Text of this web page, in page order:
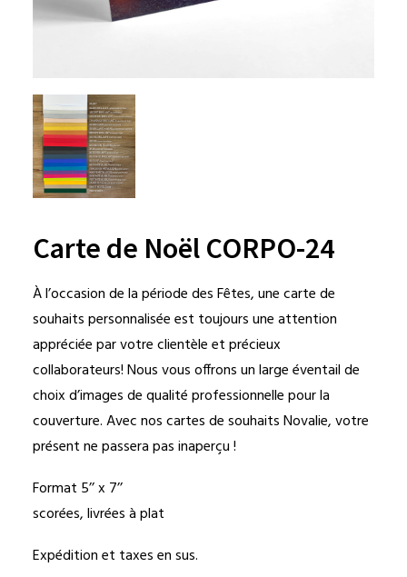
Carte de Noël CORPO-24
À l’occasion de la période des Fêtes, une carte de
souhaits personnalisée est toujours une attention
appréciée par votre clientèle et précieux
collaborateurs! Nous vous offrons un large éventail de
choix d’images de qualité professionnelle pour la
couverture. Avec nos cartes de souhaits Novalie, votre
présent ne passera pas inaperçu !
Format 5’’ x 7’’
scorées, livrées à plat
Expédition et taxes en sus.